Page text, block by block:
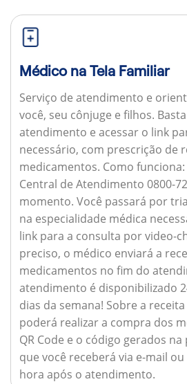
Médico na Tela Familiar
Serviço de atendimento e
você, seu cônjuge e filhos.
atendimento e acessar o link
necessário, com prescrição de
medicamentos. Como funciona:
Central de Atendimento 0800-
momento. Você passará por
na especialidade médica
link para a consulta por video-
preciso, o médico enviará a
medicamentos no fim do
atendimento é disponibilizado
dias da semana! Sobre a
poderá realizar a compra dos
QR Code e o código gerados
que você receberá via e-mail ou
hora após o atendimento.